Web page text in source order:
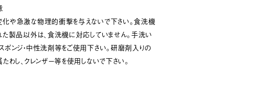
や急激な物理的衝撃を与えないで下さい。食洗機
製品以外は、食洗機に対応していません。手洗い
ポンジ・中性洗剤等をご使用下さい。研磨剤入りの
わし、クレンザー等を使用しないで下さい。